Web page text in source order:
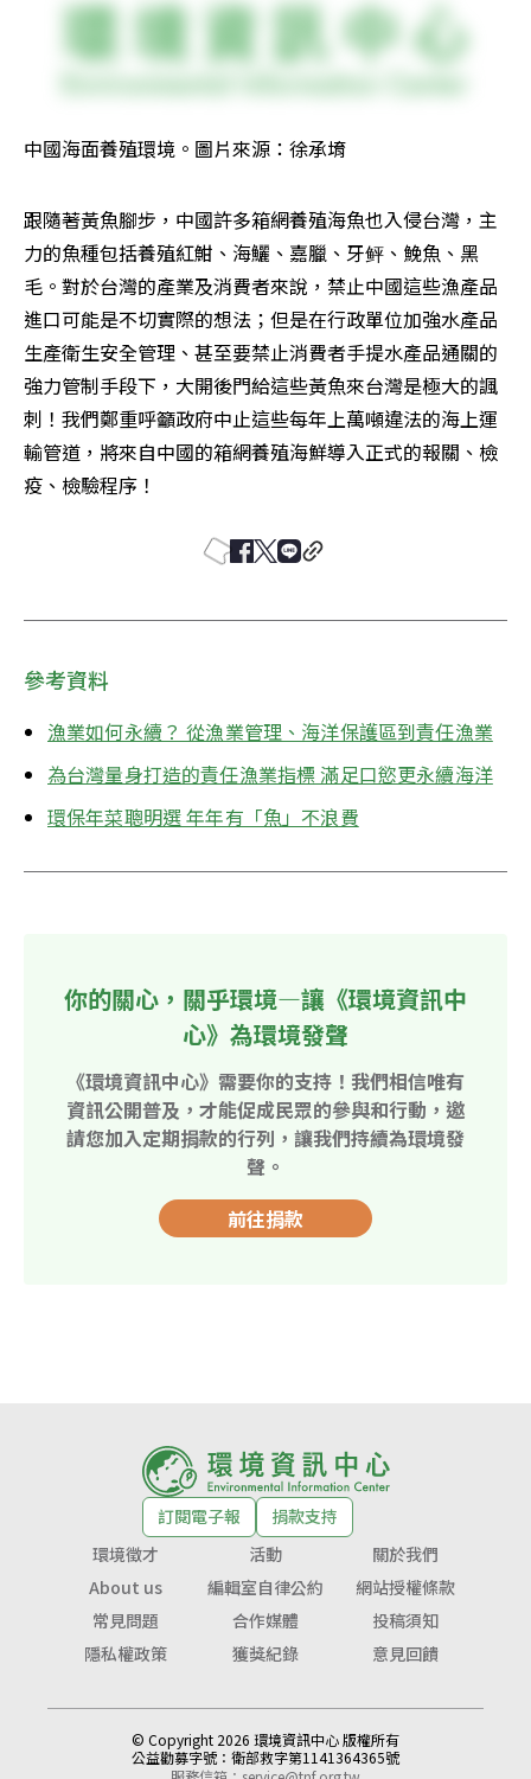
中國海面養殖環境。圖片來源：徐承堉
跟隨著黃魚腳步，中國許多箱網養殖海魚也入侵台灣，主
力的魚種包括養殖紅魽、海鱺、嘉臘、牙鲆、鮸魚、黑
毛。對於台灣的產業及消費者來說，禁止中國這些漁產品
進口可能是不切實際的想法；但是在行政單位加強水產品
生產衛生安全管理、甚至要禁止消費者手提水產品通關的
強力管制手段下，大開後門給這些黃魚來台灣是極大的諷
刺！我們鄭重呼籲政府中止這些每年上萬噸違法的海上運
輸管道，將來自中國的箱網養殖海鮮導入正式的報關、檢
疫、檢驗程序！
參考資料
漁業如何永續？ 從漁業管理、海洋保護區到責任漁業
為台灣量身打造的責任漁業指標 滿足口慾更永續海洋
環保年菜聰明選 年年有「魚」不浪費
你的關心，關乎環境—讓《環境資訊中
心》為環境發聲
《環境資訊中心》需要你的支持！我們相信唯有
資訊公開普及，才能促成民眾的參與和行動，邀
請您加入定期捐款的行列，讓我們持續為環境發
聲。
前往捐款
訂閱電子報
捐款支持
環境徵才
活動
關於我們
About us
編輯室自律公約
網站授權條款
常見問題
合作媒體
投稿須知
隱私權政策
獲獎紀錄 意見回饋
© Copyright 2026 環境資訊中心 版權所有
公益勸募字號： 衛部救字第1141364365號